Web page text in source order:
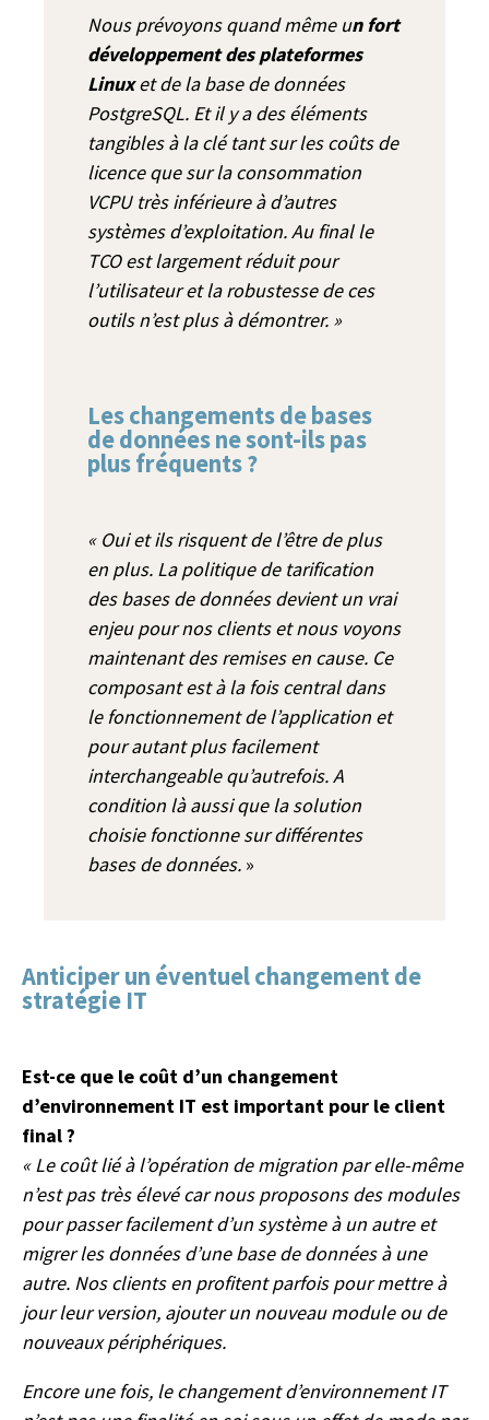
Nous prévoyons quand même un fort
développement des plateformes
Linuxet de la base de données
PostgreSQL. Et il y a des éléments
tangibles à la clé tant sur les coûts de
licence que sur la consommation
VCPU très inférieure à d’autres
systèmes d’exploitation. Au final le
TCO est largement réduit pour
l’utilisateur et la robustesse de ces
outils n’est plus à démontrer. »
Les changements de bases
de données ne sont-ils pas
plus fréquents ?
« Oui et ils risquent de l’être de plus
en plus. La politique de tarification
des bases de données devient un vrai
enjeu pour nos clients et nous voyons
maintenant des remises en cause. Ce
composant est à la fois central dans
le fonctionnement de l’application et
pour autant plus facilement
interchangeable qu’autrefois. A
condition là aussi que la solution
choisie fonctionne sur différentes
bases de données. »
Anticiper un éventuel changement de
stratégie IT
Est-ce que le coût d’un changement
d’environnement IT est important pour le client
final ?
« Le coût lié à l’opération de migration par elle-même
n’est pas très élevé car nous proposons des modules
pour passer facilement d’un système à un autre et
migrer les données d’une base de données à une
autre. Nos clients en profitent parfois pour mettre à
jour leur version, ajouter un nouveau module ou de
nouveaux périphériques.
Encore une fois, le changement d’environnement IT